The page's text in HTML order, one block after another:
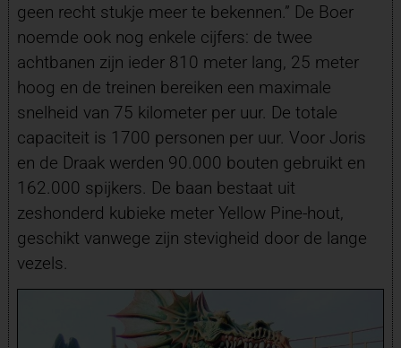
geen recht stukje meer te bekennen.” De Boer
noemde ook nog enkele cijfers: de twee
achtbanen zijn ieder 810 meter lang, 25 meter
hoog en de treinen bereiken een maximale
snelheid van 75 kilometer per uur. De totale
capaciteit is 1700 personen per uur. Voor Joris
en de Draak werden 90.000 bouten gebruikt en
162.000 spijkers. De baan bestaat uit
zeshonderd kubieke meter Yellow Pine-hout,
geschikt vanwege zijn stevigheid door de lange
vezels.